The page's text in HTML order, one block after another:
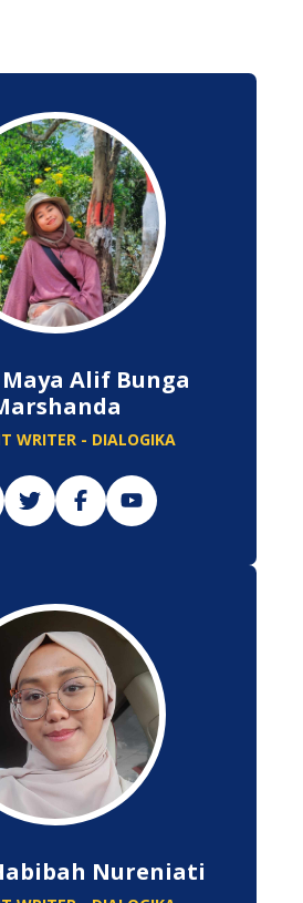
Maya Alif Bunga
WRITER - DIALOGIKA
Nureniati